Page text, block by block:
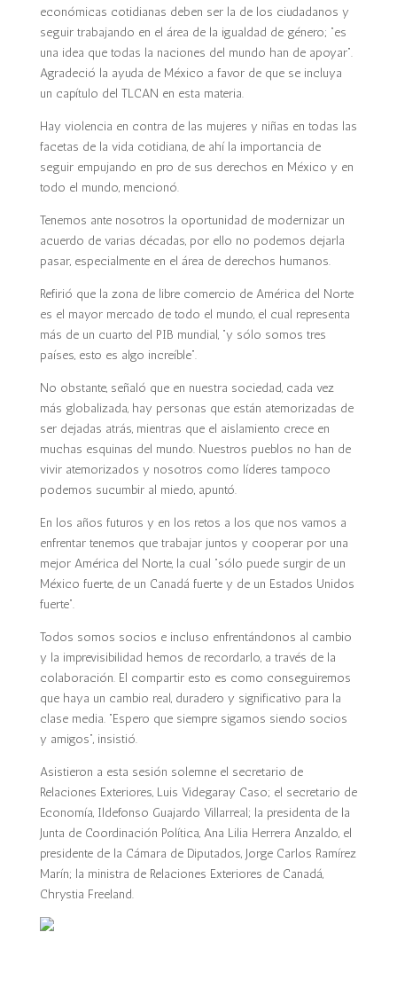
económicas cotidianas deben ser la de los ciudadanos y
seguir trabajando en el área de la igualdad de género; “es
una idea que todas la naciones del mundo han de apoyar”.
Agradeció la ayuda de México a favor de que se incluya
un capítulo del TLCAN en esta materia.
Hay violencia en contra de las mujeres y niñas en todas las
facetas de la vida cotidiana, de ahí la importancia de
seguir empujando en pro de sus derechos en México y en
todo el mundo, mencionó.
Tenemos ante nosotros la oportunidad de modernizar un
acuerdo de varias décadas, por ello no podemos dejarla
pasar, especialmente en el área de derechos humanos.
Refirió que la zona de libre comercio de América del Norte
es el mayor mercado de todo el mundo, el cual representa
más de un cuarto del PIB mundial, “y sólo somos tres
países, esto es algo increíble”.
No obstante, señaló que en nuestra sociedad, cada vez
más globalizada, hay personas que están atemorizadas de
ser dejadas atrás, mientras que el aislamiento crece en
muchas esquinas del mundo. Nuestros pueblos no han de
vivir atemorizados y nosotros como líderes tampoco
podemos sucumbir al miedo, apuntó.
En los años futuros y en los retos a los que nos vamos a
enfrentar tenemos que trabajar juntos y cooperar por una
mejor América del Norte, la cual “sólo puede surgir de un
México fuerte, de un Canadá fuerte y de un Estados Unidos
fuerte”.
Todos somos socios e incluso enfrentándonos al cambio
y la imprevisibilidad hemos de recordarlo, a través de la
colaboración. El compartir esto es como conseguiremos
que haya un cambio real, duradero y significativo para la
clase media. “Espero que siempre sigamos siendo socios
y amigos”, insistió.
Asistieron a esta sesión solemne el secretario de
Relaciones Exteriores, Luis Videgaray Caso; el secretario de
Economía, Ildefonso Guajardo Villarreal; la presidenta de la
Junta de Coordinación Política, Ana Lilia Herrera Anzaldo, el
presidente de la Cámara de Diputados, Jorge Carlos Ramírez
Marín; la ministra de Relaciones Exteriores de Canadá,
Chrystia Freeland.